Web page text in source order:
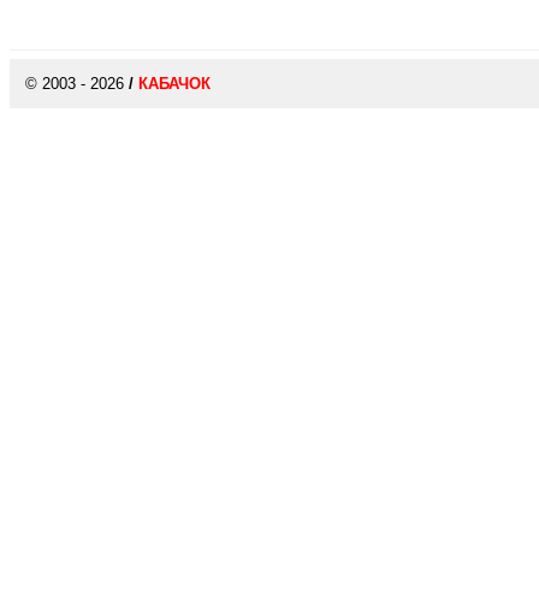
© 2003 - 2026 / КАБАЧОК